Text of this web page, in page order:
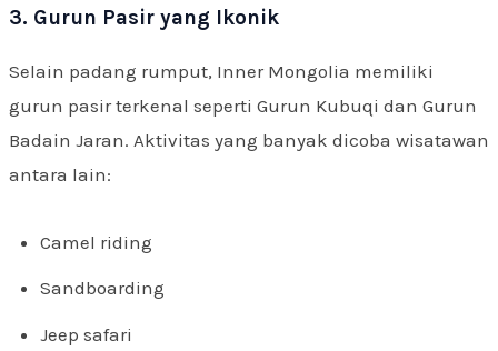
3. Gurun Pasir yang Ikonik
Selain padang rumput, Inner Mongolia memiliki
gurun pasir terkenal seperti Gurun Kubuqi dan Gurun
Badain Jaran. Aktivitas yang banyak dicoba wisatawan
antara lain:
Camel riding
Sandboarding
Jeep safari